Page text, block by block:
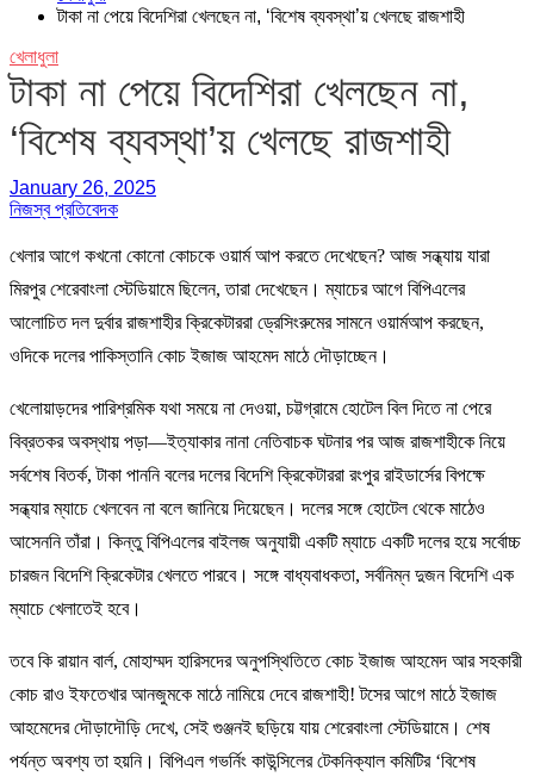
টাকা না পেয়ে বিদেশিরা খেলছেন না, ‘বিশেষ ব্যবস্থা’য় খেলছে রাজশাহী
খেলাধুলা
টাকা না পেয়ে বিদেশিরা খেলছেন না,
‘বিশেষ ব্যবস্থা’য় খেলছে রাজশাহী
January 26, 2025
নিজস্ব প্রতিবেদক
খেলার আগে কখনো কোনো কোচকে ওয়ার্ম আপ করতে দেখেছেন? আজ সন্ধ্যায় যারা
মিরপুর শেরেবাংলা স্টেডিয়ামে ছিলেন, তারা দেখেছেন। ম্যাচের আগে বিপিএলের
আলোচিত দল দুর্বার রাজশাহীর ক্রিকেটাররা ড্রেসিংরুমের সামনে ওয়ার্মআপ করছেন,
ওদিকে দলের পাকিস্তানি কোচ ইজাজ আহমেদ মাঠে দৌড়াচ্ছেন।
খেলোয়াড়দের পারিশ্রমিক যথা সময়ে না দেওয়া, চট্টগ্রামে হোটেল বিল দিতে না পেরে
বিব্রতকর অবস্থায় পড়া—ইত্যাকার নানা নেতিবাচক ঘটনার পর আজ রাজশাহীকে নিয়ে
সর্বশেষ বিতর্ক, টাকা পাননি বলের দলের বিদেশি ক্রিকেটাররা রংপুর রাইডার্সের বিপক্ষে
সন্ধ্যার ম্যাচে খেলবেন না বলে জানিয়ে দিয়েছেন। দলের সঙ্গে হোটেল থেকে মাঠেও
আসেননি তাঁরা। কিন্তু বিপিএলের বাইলজ অনুযায়ী একটি ম্যাচে একটি দলের হয়ে সর্বোচ্চ
চারজন বিদেশি ক্রিকেটার খেলতে পারবে। সঙ্গে বাধ্যবাধকতা, সর্বনিম্ন দুজন বিদেশি এক
ম্যাচে খেলাতেই হবে।
তবে কি রায়ান বার্ল, মোহাম্মদ হারিসদের অনুপস্থিতিতে কোচ ইজাজ আহমেদ আর সহকারী
কোচ রাও ইফতেখার আনজুমকে মাঠে নামিয়ে দেবে রাজশাহী! টসের আগে মাঠে ইজাজ
আহমেদের দৌড়াদৌড়ি দেখে, সেই গুঞ্জনই ছড়িয়ে যায় শেরেবাংলা স্টেডিয়ামে। শেষ
পর্যন্ত অবশ্য তা হয়নি। বিপিএল গভর্নিং কাউন্সিলের টেকনিক্যাল কমিটির ‘বিশেষ